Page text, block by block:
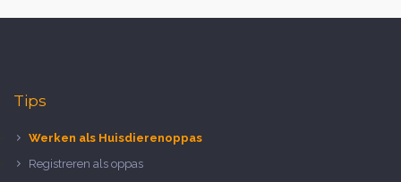
Tips
Werken als Huisdierenoppas
Registreren als oppas